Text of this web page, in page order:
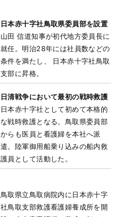
日本赤十字社鳥取県委員部を設置
山田 信道知事が初代地方委員長に
就任。明治28年には社員数などの
条件を満たし、 日本赤十字社鳥取
支部に昇格。
日清戦争において最初の戦時救護
日本赤十字社として初めて本格的
な戦時救護となる。鳥取県委員部
からも医員と看護婦を本社へ派
遣。陸軍御用船乗り込みの船内救
護員として活動した。
鳥取県立鳥取病院内に日本赤十字
社鳥取支部救護看護婦養成所を開